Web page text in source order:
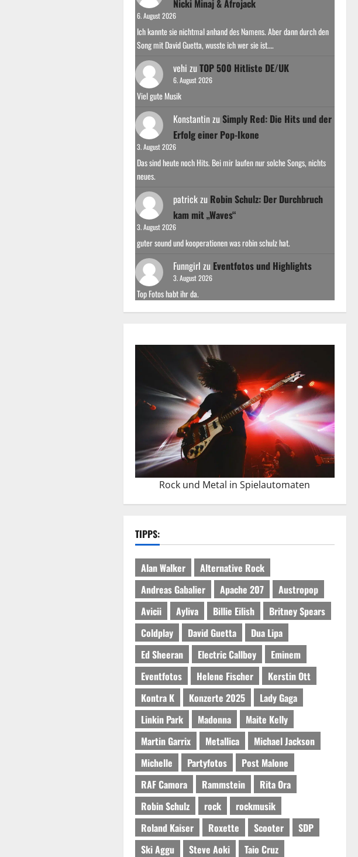
Nicki Minaj & Afrojack
6. August 2026
Ich kannte sie nichtmal anhand des Namens. Aber dann durch den
Song mit David Guetta, wusste ich wer sie ist.…
vehi zu TOP 500 Hitliste DE/UK
6. August 2026
Viel gute Musik
Konstantinzu Simply Red: Die Hits und der
Erfolg einer Pop-Ikone
3. August 2026
Das sind heute noch Hits. Bei mir laufen nur solche Songs, nichts
neues.
patrickzu Robin Schulz: Der Durchbruch
kam mit „Waves“
3. August 2026
guter sound und kooperationen was robin schulz hat.
Funngirl zu Eventfotos und Highlights
3. August 2026
Top Fotos habt ihr da.
Rock und Metal in Spielautomaten
TIPPS:
Alan Walker
Alternative Rock
Andreas Gabalier
Apache 207
Austropop
Avicii
Ayliva Billie Eilish
Britney Spears
Coldplay
David Guetta
Dua Lipa
Ed Sheeran
Electric Callboy
Eminem
Eventfotos
Helene Fischer
Kerstin Ott
Kontra K
Konzerte 2025
Lady Gaga
Linkin Park
Madonna
Maite Kelly
Martin Garrix
Metallica
Michael Jackson
Michelle
Partyfotos
Post Malone
RAF Camora
Rammstein
Rita Ora
Robin Schulz
rock
rockmusik
Roland Kaiser
Roxette Scooter
SDP
Ski Aggu
Steve Aoki
Taio Cruz